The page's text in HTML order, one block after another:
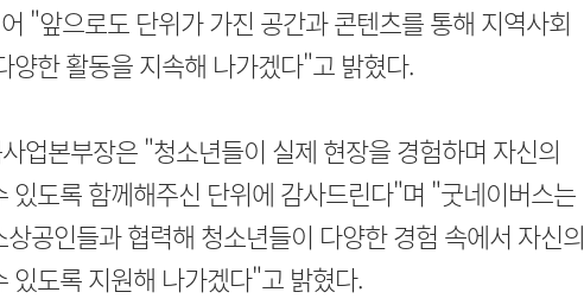
"앞으로도 단위가 가진 공간과 콘텐츠를 통해 지역사회
양한 활동을 지속해 나가겠다"고 밝혔다.
업본부장은 "청소년들이 실제 현장을 경험하며 자신의
있도록 함께해주신 단위에 감사드린다"며 "굿네이버스는
공인들과 협력해 청소년들이 다양한 경험 속에서 자신의
있도록 지원해 나가겠다"고 밝혔다.